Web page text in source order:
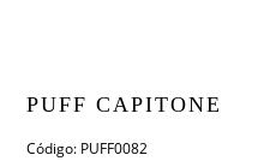
PUFF CAPITONE
Código: PUFF0082